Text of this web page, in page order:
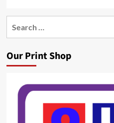
Our Print Shop